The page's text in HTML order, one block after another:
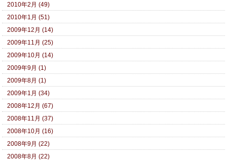
2010年2月 (49)
2010年1月 (51)
2009年12月 (14)
2009年11月 (25)
2009年10月 (14)
2009年9月 (1)
2009年8月 (1)
2009年1月 (34)
2008年12月 (67)
2008年11月 (37)
2008年10月 (16)
2008年9月 (22)
2008年8月 (22)